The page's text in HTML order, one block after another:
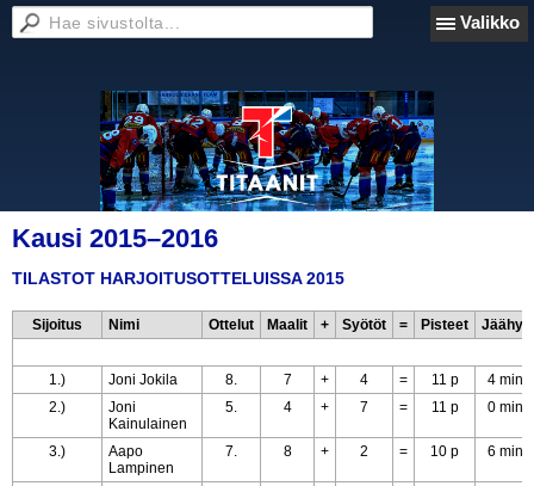
Valikko
Kausi 2015–2016
TILASTOT HARJOITUSOTTELUISSA 2015
Sijoitus Nimi Ottelut Maalit + Syötöt = Pisteet Jäähyt
1.) Joni Jokila 8. 7 + 4 = 11 p
4 min
2.)
Joni
Kainulainen
5. 4 + 7 = 11 p 0 min
3.)
Aapo
Lampinen
7. 8 + 2 = 10 p 6 min